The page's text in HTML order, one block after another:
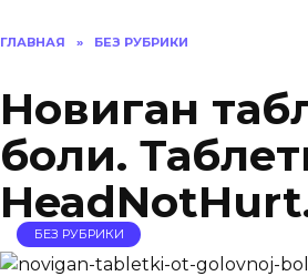
ГЛАВНАЯ » БЕЗ РУБРИКИ
Новиган
боли.
БЕЗ РУБРИКИ